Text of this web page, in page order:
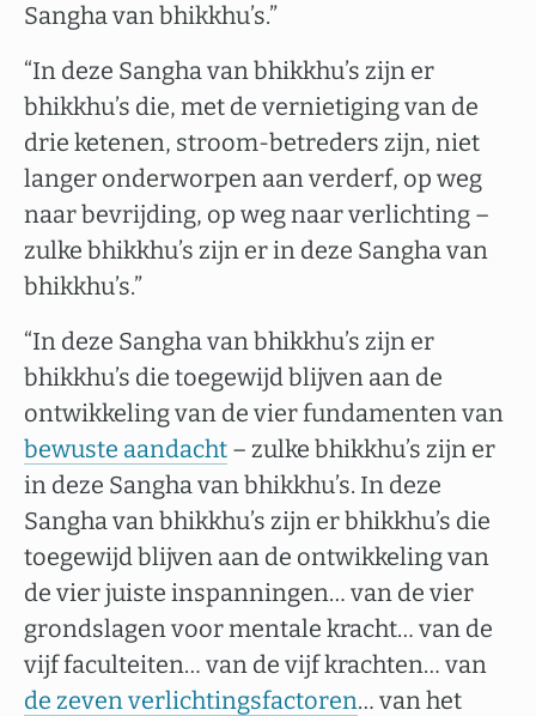
Sangha van bhikkhu’s.”
“In deze Sangha van bhikkhu’s zijn er
bhikkhu’s die, met de vernietiging van de
drie ketenen, stroom-betreders zijn, niet
langer onderworpen aan verderf, op weg
naar bevrijding, op weg naar verlichting –
zulke bhikkhu’s zijn er in deze Sangha van
bhikkhu’s.”
“In deze Sangha van bhikkhu’s zijn er
bhikkhu’s die toegewijd blijven aan de
ontwikkeling van de vier fundamenten van
bewuste aandacht – zulke bhikkhu’s zijn er
in deze Sangha van bhikkhu’s. In deze
Sangha van bhikkhu’s zijn er bhikkhu’s die
toegewijd blijven aan de ontwikkeling van
de vier juiste inspanningen… van de vier
grondslagen voor mentale kracht… van de
vijf faculteiten… van de vijf krachten… van
de zeven verlichtingsfactoren… van het